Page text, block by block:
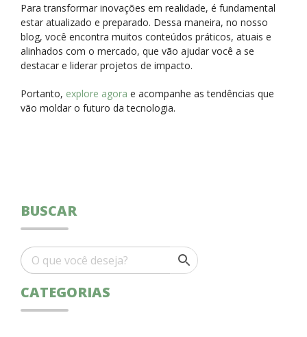
Para transformar inovações em realidade, é fundamental
estar atualizado e preparado. Dessa maneira, no nosso
blog, você encontra muitos conteúdos práticos, atuais e
alinhados com o mercado, que vão ajudar você a se
destacar e liderar projetos de impacto.
Portanto, explore agora e acompanhe as tendências que
vão moldar o futuro da tecnologia.
BUSCAR
CATEGORIAS